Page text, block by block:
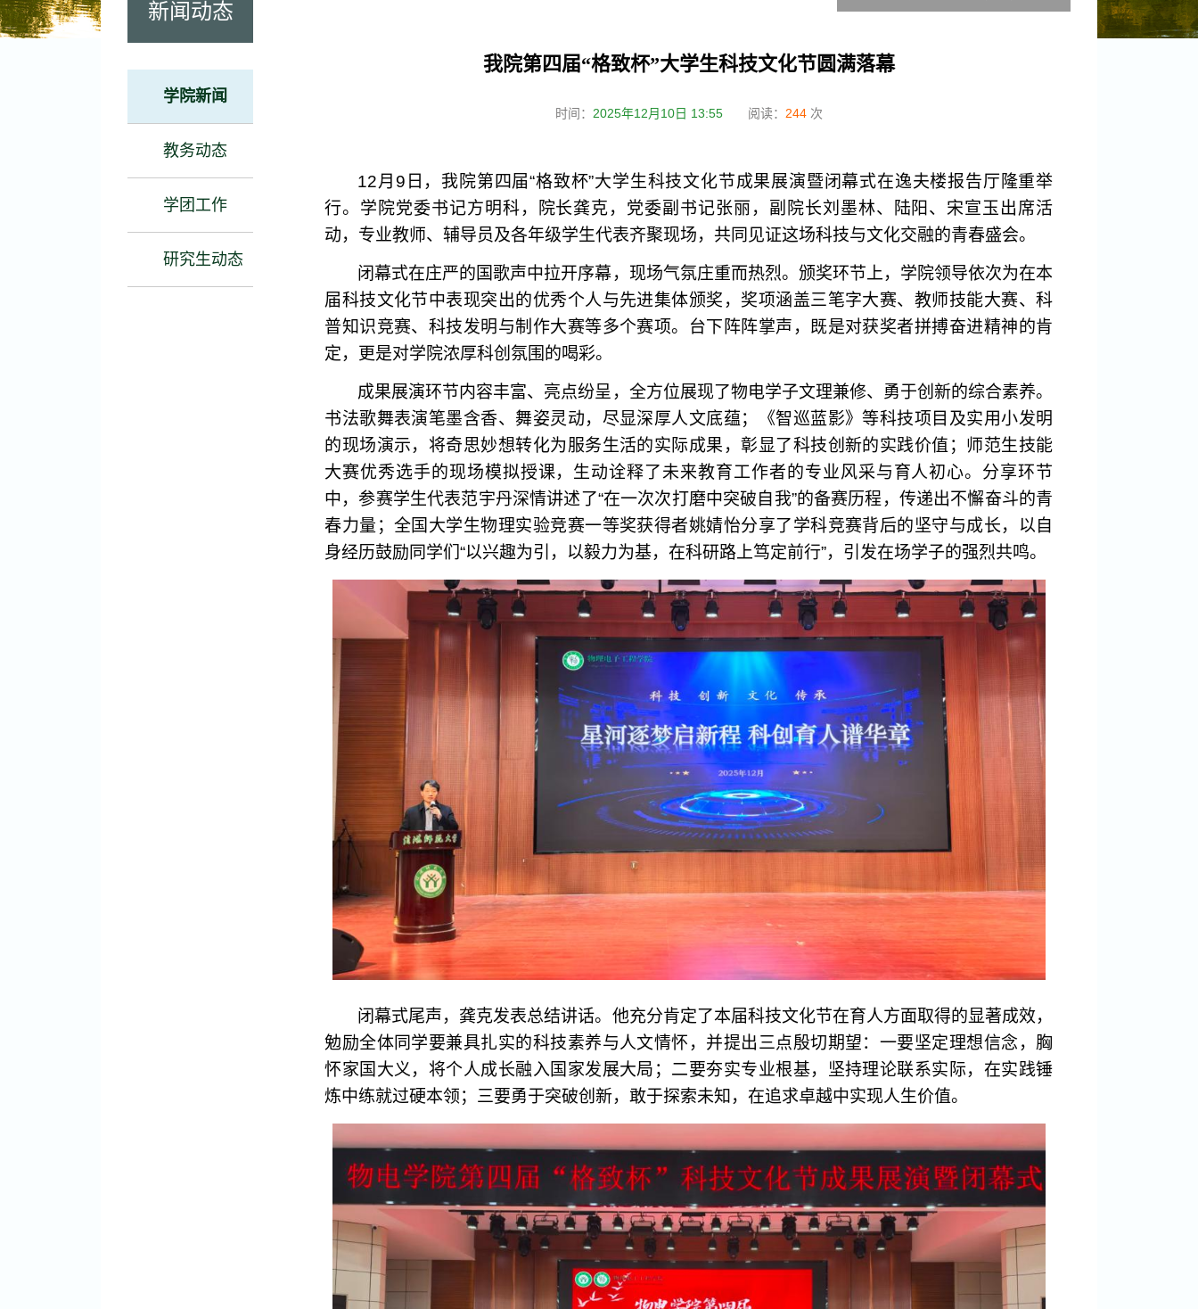
新闻动态
学院新闻
教务动态
学团工作
研究生动态
我院第四届“格致杯”大学生科技文化节圆满落幕
时间： 2025年12月10日 13:55阅读： 244次
12月 9 日，我院第四届“格致杯”大学生科技文化节成果展演暨闭幕式在逸夫楼报告厅隆重举
行。学院党委书记方明科，院长龚克，党委副书记张丽，副院长刘墨林、陆阳、宋宣玉出席活
动，专业教师、辅导员及各年级学生代表齐聚现场，共同见证这场科技与文化交融的青春盛会。
闭幕式在庄严的国歌声中拉开序幕，现场气氛庄重而热烈。颁奖环节上，学院领导依次为在本
届科技文化节中表现突出的优秀个人与先进集体颁奖，奖项涵盖三笔字大赛、教师技能大赛、科
普知识竞赛、科技发明与制作大赛等多个赛项。台下阵阵掌声，既是对获奖者拼搏奋进精神的肯
定，更是对学院浓厚科创氛围的喝彩。
成果展演环节内容丰富、亮点纷呈，全方位展现了物电学子文理兼修、勇于创新的综合素养。
书法歌舞表演笔墨含香、舞姿灵动，尽显深厚人文底蕴；《智巡蓝影》等科技项目及实用小发明
的现场演示，将奇思妙想转化为服务生活的实际成果，彰显了科技创新的实践价值；师范生技能
大赛优秀选手的现场模拟授课，生动诠释了未来教育工作者的专业风采与育人初心。分享环节
中，参赛学生代表范宇丹深情讲述了“在一次次打磨中突破自我”的备赛历程，传递出不懈奋斗的青
春力量；全国大学生物理实验竞赛一等奖获得者姚婧怡分享了学科竞赛背后的坚守与成长，以自
身经历鼓励同学们“以兴趣为引，以毅力为基，在科研路上笃定前行”，引发在场学子的强烈共鸣。
闭幕式尾声，龚克发表总结讲话。他充分肯定了本届科技文化节在育人方面取得的显著成效，
勉励全体同学要兼具扎实的科技素养与人文情怀，并提出三点殷切期望：一要坚定理想信念，胸
怀家国大义，将个人成长融入国家发展大局；二要夯实专业根基，坚持理论联系实际，在实践锤
炼中练就过硬本领；三要勇于突破创新，敢于探索未知，在追求卓越中实现人生价值。